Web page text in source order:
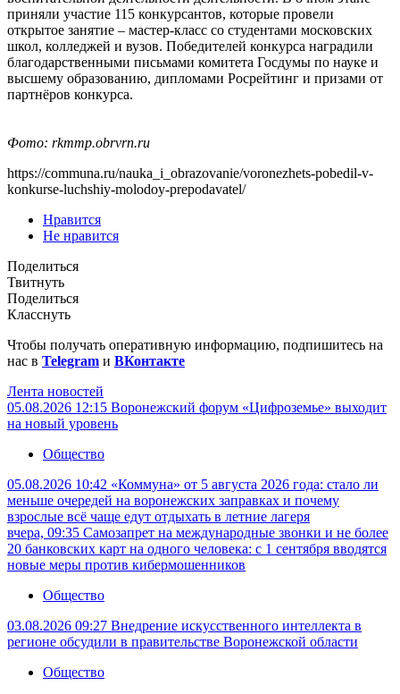
приняли участие 115 конкурсантов, которые провели
открытое занятие – мастер-класс со студентами московских
школ, колледжей и вузов. Победителей конкурса наградили
благодарственными письмами комитета Госдумы по науке и
высшему образованию, дипломами Росрейтинг и призами от
партнёров конкурса.
Фото: rkmmp.obrvrn.ru
https://communa.ru/nauka_i_obrazovanie/voronezhets-pobedil-v-
konkurse-luchshiy-molodoy-prepodavatel/
Нравится
Не нравится
Поделиться
Твитнуть
Поделиться
Класснуть
Чтобы получать оперативную информацию, подпишитесь на
нас в Telegram и ВКонтакте
Лента новостей
05.08.2026 12:15 Воронежский форум «Цифроземье» выходит
на новый уровень
Общество
05.08.2026 10:42 «Коммуна» от 5 августа 2026 года: стало ли
меньше очередей на воронежских заправках и почему
взрослые всё чаще едут отдыхать в летние лагеря
вчера, 09:35 Самозапрет на международные звонки и не более
20 банковских карт на одного человека: с 1 сентября вводятся
новые меры против кибермошенников
Общество
03.08.2026 09:27 Внедрение искусственного интеллекта в
регионе обсудили в правительстве Воронежской области
Общество